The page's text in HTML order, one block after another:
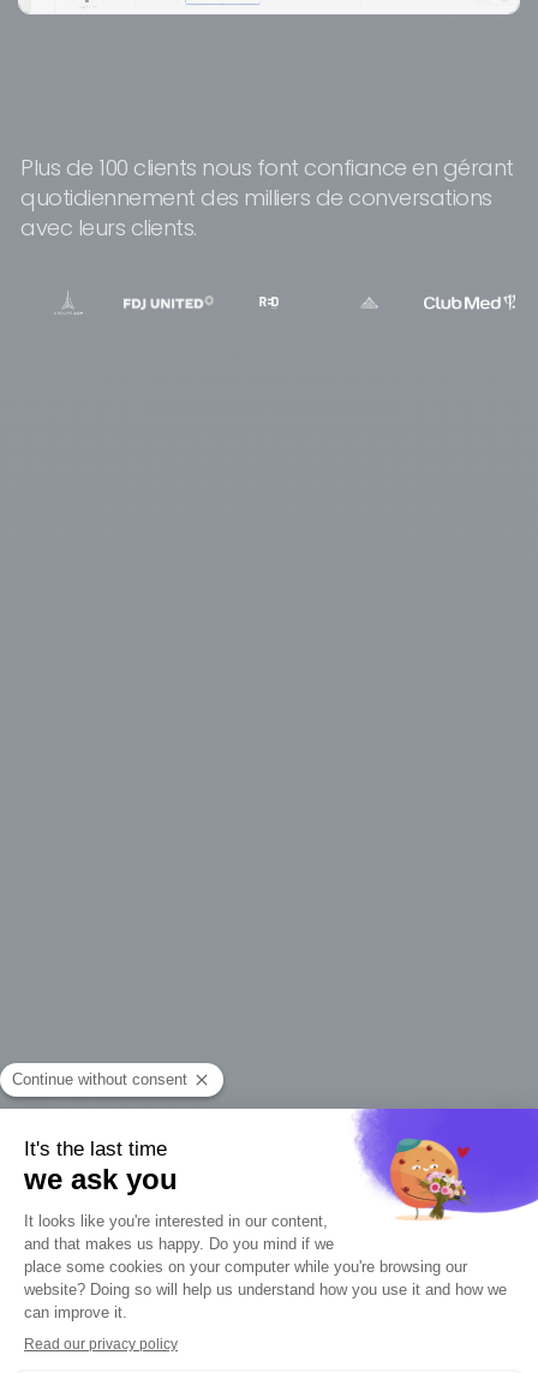
Plus de 100 clients nous font confiance en gérant
quotidiennement des milliers de conversations
avec leurs clients.